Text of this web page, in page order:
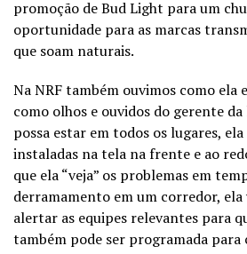
promoção de Bud Light para um
oportunidade para as marcas
que soam naturais.
Na NRF também ouvimos como ela
como olhos e ouvidos do gerente
possa estar em todos os lugares,
instaladas na tela na frente e ao
que ela “veja” os problemas em
derramamento em um corredor, ela
alertar as equipes relevantes para
também pode ser programada para